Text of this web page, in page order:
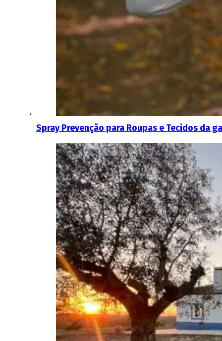
Spray Prevenção para Roupas e Tecidos da